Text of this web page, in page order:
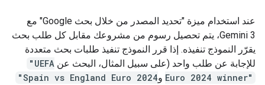
عند استخدام ميزة "تحديد المصدر من خلال بحث Google" مع
Gemini 3، يتم تحصيل رسوم من مشروعك مقابل كل طلب بحث
يقرّر النموذج تنفيذه. إذا قرر النموذج تنفيذ طلبات بحث متعددة
للإجابة عن طلب واحد (على سبيل المثال، البحث عن "UEFA
Euro 2024 winner" و"Spain vs England Euro 2024